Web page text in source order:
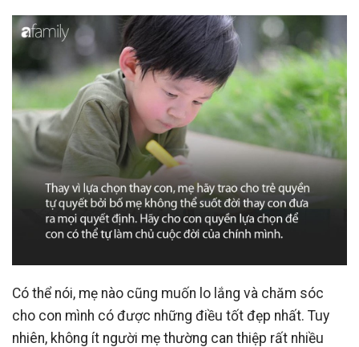
Có thể nói, mẹ nào cũng muốn lo lắng và chăm sóc
cho con mình có được những điều tốt đẹp nhất. Tuy
nhiên, không ít người mẹ thường can thiệp rất nhiều